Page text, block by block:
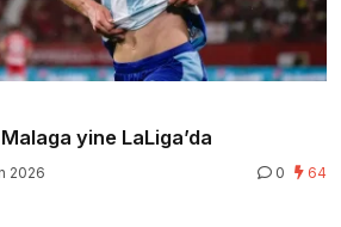
yine LaLiga’da
2026 0 64